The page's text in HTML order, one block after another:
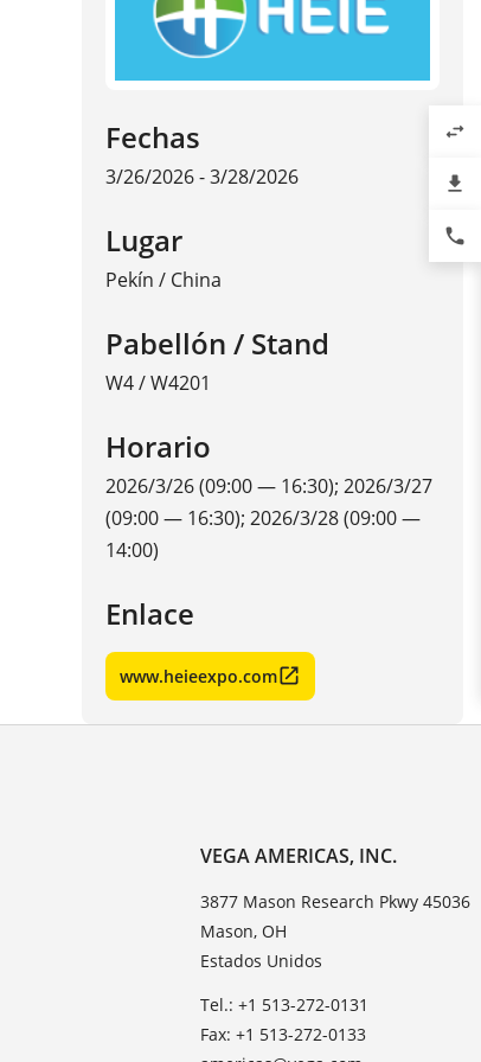
Fechas
3/26/2026 - 3/28/2026
Lugar
Pekín / China
Pabellón / Stand
W4 / W4201
Horario
2026/3/26 (09:00 — 16:30); 2026/3/27
(09:00 — 16:30); 2026/3/28 (09:00 —
14:00)
Enlace
www.heieexpo.com
VEGA AMERICAS, INC.
3877 Mason Research Pkwy 45036
Mason, OH
Estados Unidos
Tel.: +1 513-272-0131
Fax: +1 513-272-0133
swap_horiz
file_download
phone